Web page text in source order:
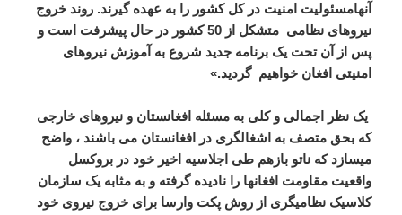
آنهامسئولیت امنیت در کل کشور رابه عهده گیرند.روند خروج
نیروهای نظامی متشکل از 50 کشور در حال پیشرفت است و
پس از آن تحت یک برنامه جدید شروع به آموزش نیروهای
امنیتی افغان خواهیم گردید.»
یک نظر اجمالی و کلی به مسئله افغانستان و نیروهای خارجی
که بحق متصف به اشغالگری در افغانستان می باشند ، واضح
میسازد که ناتو بازهم طی اجلاسیه اخیر خود در بروکسل
واقعیت مقاومت افغانها را نادیده گرفته و به مثابه یک سازمان
کلاسیک نظامیگری از روش پکت وارسا برای خروج نیروی خود